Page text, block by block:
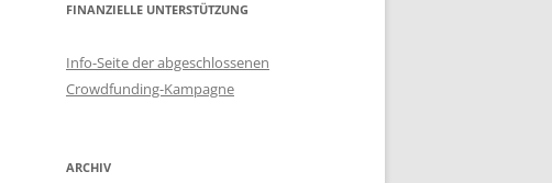
FINANZIELLE UNTERSTÜTZUNG
Info-Seite der abgeschlossenen
Crowdfunding-Kampagne
ARCHIV